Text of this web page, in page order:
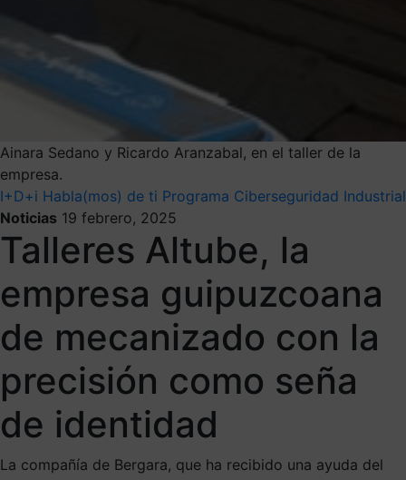
Ainara Sedano y Ricardo Aranzabal, en el taller de la
empresa.
I+D+i Habla(mos) de ti Programa Ciberseguridad Industrial
Noticias 19 febrero, 2025
Talleres Altube, la
empresa guipuzcoana
de mecanizado con la
precisión como seña
de identidad
La compañía de Bergara, que ha recibido una ayuda del